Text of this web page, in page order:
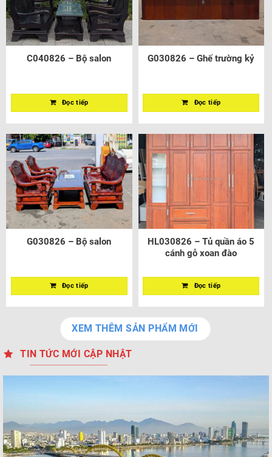
C040826 – Bộ salon
Đọc tiếp
G030826 – Ghế trường kỷ
Đọc tiếp
G030826 – Bộ salon
Đọc tiếp
HL030826 – Tủ quần áo 5
cánh gỗ xoan đào
Đọc tiếp
XEM THÊM SẢN PHẨM MỚI
TIN TỨC MỚI CẬP NHẬT